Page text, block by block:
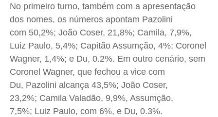
No primeiro turno, também com a apresentação
dos nomes, os números apontam Pazolini
com 50,2%; João Coser, 21,8%; Camila, 7,9%,
Luiz Paulo, 5,4%; Capitão Assumção, 4%; Coronel
Wagner, 1,4%; e Du, 0.2%. Em outro cenário, sem
Coronel Wagner, que fechou a vice com
Du, Pazolini alcança 43,5%; João Coser,
23,2%; Camila Valadão, 9,9%, Assumção,
7,5%; Luiz Paulo, com 6%, e Du, 0.3%.